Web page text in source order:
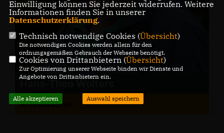
Hans-Theo Wolters
Schriftführer
Einwilligung können Sie jederzeit widerrufen. Weitere
Informationen finden Sie in unserer
Datenschutzerklärung.
Technisch notwendige Cookies (Übersicht)
Die notwendigen Cookies werden allein für den
ordnungsgemäßen Gebrauch der Webseite benötigt.
Cookies von Drittanbietern (Übersicht)
Zur Optimierung unserer Webseite binden wir Dienste und
Angebote von Drittanbietern ein.
Alle akzeptieren Auswahl speichern